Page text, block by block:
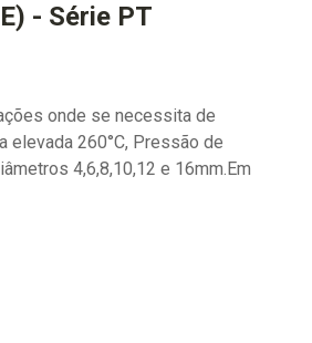
- Série PT
onde se necessita de
elevada 260°C, Pressão de
4,6,8,10,12 e 16mm.Em